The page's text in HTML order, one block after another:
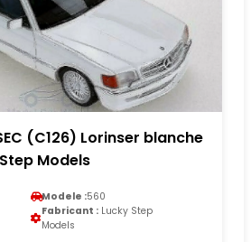
(C126) Lorinser blanche
Models
Modele :560
Fabricant : Lucky Step
Models